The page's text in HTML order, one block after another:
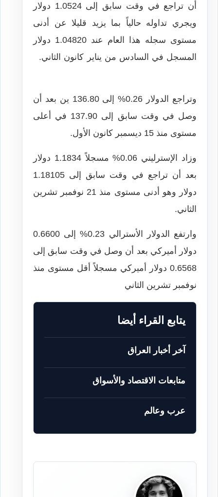
أن تراجع في وقت سابق إلى 1.0524 دولار
ويجري تداوله حالياً بما يزيد قليلا عن أدنى
مستوى سجله هذا العام عند 1.04820 دولار
المسجل في السادس من يناير كانون الثاني.
وتراجع الدولار 0.26% إلى 136.80 ين بعد أن
وصل في وقت سابق إلى 137.90 في أعلى
مستوى منذ 15 ديسمبر كانون الأول.
وزاد الإسترليني 0.06% مسجلاً 1.1834 دولار
بعد أن تراجع في وقت سابق إلى 1.18105
دولار وهو أدنى مستوى منذ 21 نوفمبر تشرين
الثاني.
وارتفع الدولار الأسترالي 0.23% إلى 0.6600
دولار أميركي بعد أن وصل في وقت سابق إلى
0.6568 دولار أميركي مسجلاً أقل مستوى منذ
نوفمبر تشرين الثاني
يتابع القراء أيضا
آخر أخبار العراق
متابعات الاقتصاد والأسواق
عرب وعالم